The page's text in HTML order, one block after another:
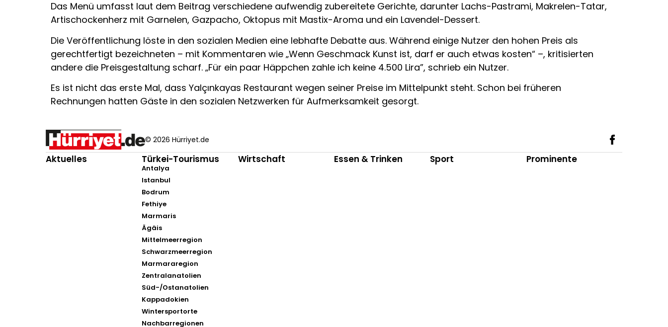
Das Menü umfasst laut dem Beitrag verschiedene aufwendig zubereitete Gerichte, darunter Lachs-Pastrami, Makrelen-Tatar,
Artischockenherz mit Garnelen, Gazpacho, Oktopus mit Mastix-Aroma und ein Lavendel-Dessert.
Die Veröffentlichung löste in den sozialen Medien eine lebhafte Debatte aus. Während einige Nutzer den hohen Preis als
gerechtfertigt bezeichneten – mit Kommentaren wie „Wenn Geschmack Kunst ist, darf er auch etwas kosten“ –, kritisierten
andere die Preisgestaltung scharf. „Für ein paar Häppchen zahle ich keine 4.500 Lira”, schrieb ein Nutzer.
Es ist nicht das erste Mal, dass Yalçınkayas Restaurant wegen seiner Preise im Mittelpunkt steht. Schon bei früheren
Rechnungen hatten Gäste in den sozialen Netzwerken für Aufmerksamkeit gesorgt.
© 2026 Hürriyet.de
Aktuelles Türkei-Tourismus
Antalya
Istanbul
Bodrum
Fethiye
Marmaris
Ägäis
Mittelmeerregion
Schwarzmeerregion
Marmararegion
Zentralanatolien
Süd-/Ostanatolien
Kappadokien
Wintersportorte
Nachbarregionen
Wirtschaft Essen & Trinken Sport Prominente